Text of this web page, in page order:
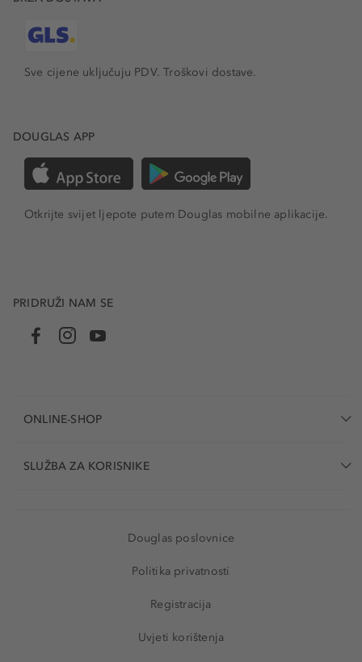
Sve cijene uključuju PDV.Troškovi dostave.
DOUGLAS APP
Otkrijte svijet ljepote putem Douglas mobilne aplikacije.
PRIDRUŽI NAM SE
ONLINE-SHOP
SLUŽBA ZA KORISNIKE
Douglas poslovnice
Politika privatnosti
Registracija
Uvjeti korištenja